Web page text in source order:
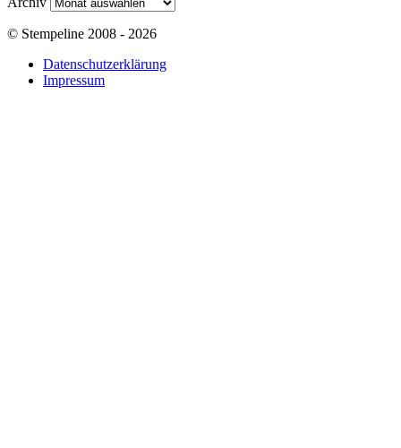
© Stempeline 2008 - 2026
Datenschutzerklärung
Impressum